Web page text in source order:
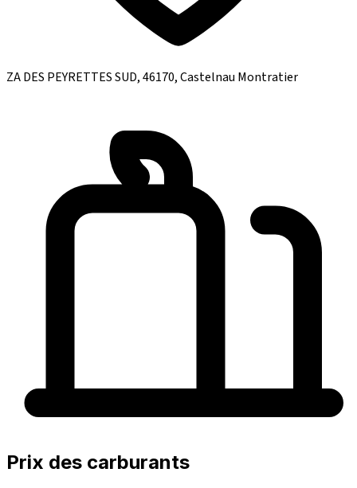
ZA DES PEYRETTES SUD, 46170, Castelnau Montratier
Prix des carburants